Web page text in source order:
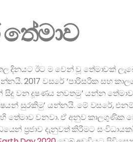
දිනයට ඊට ම වෙන් වූ තේමාවක්
2017 වසරේ ‘පාරිසරික සහ
සිදු වන දූෂණය නවතමු’ යන්න
සුරකිමු’ යන්නයි. මේ වසරේ, එනම්
තේමාව වනවා. ඒ අනුව කාලගුණික
ප්‍රජාව දැනුවත් කිරීමට